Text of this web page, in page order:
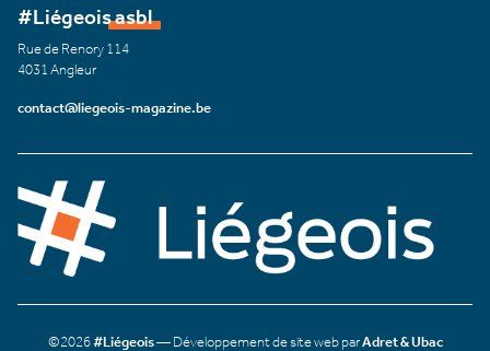
#Liégeois asbl
Rue de Renory 114
4031 Angleur
contact@liegeois-magazine.be
©2026#Liégeois— Développement de site web parAdret & Ubac